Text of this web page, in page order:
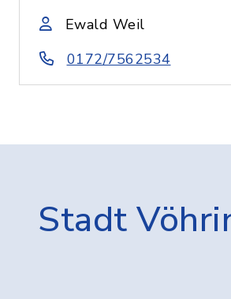
Ewald Weil
0172/7562534
Stadt